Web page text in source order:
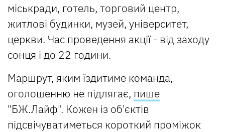
міськради, готель, торговий центр,
житлові будинки, музей, університет,
церкви. Час проведення акції - від заходу
сонця і до 22 години.
Маршрут, яким їздитиме команда,
оголошенню не підлягає, пише
"БЖ.Лайф". Кожен із об'єктів
підсвічуватиметься короткий проміжок